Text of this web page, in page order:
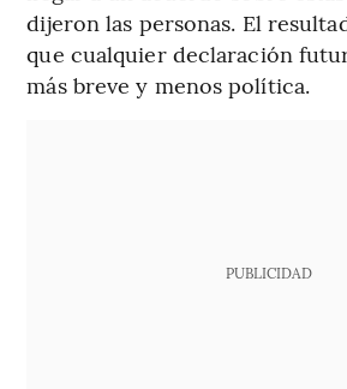
dijeron las personas. El
que cualquier declaración
más breve y menos política.
PUBLICIDAD